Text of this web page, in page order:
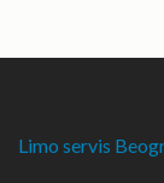
Limo servis